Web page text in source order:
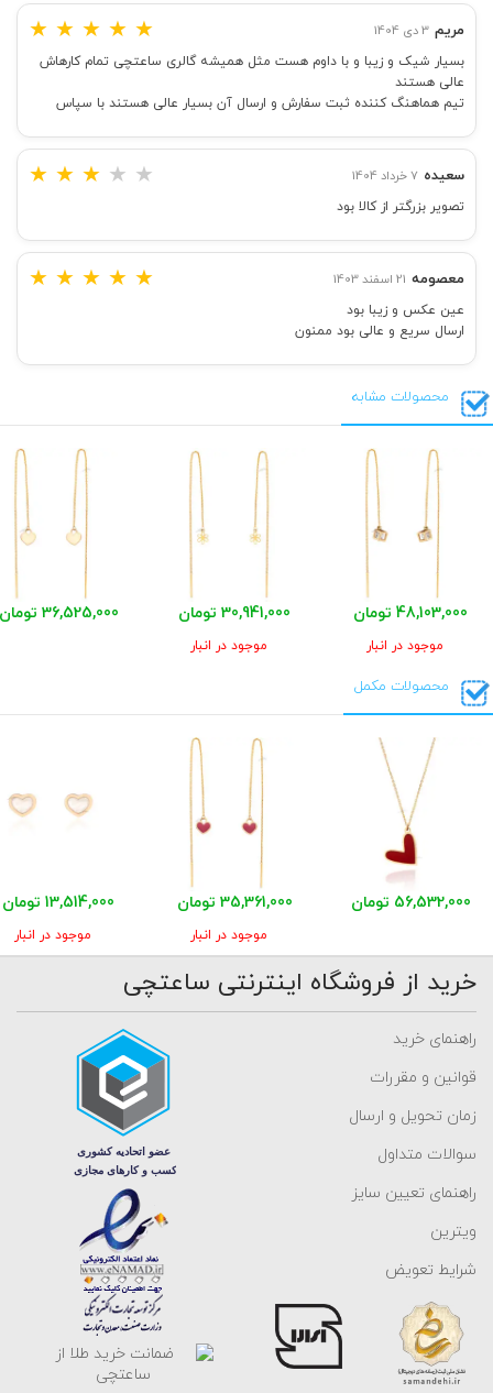
مریم 3 دی 1404 ★ ★ ★ ★ ★
بسیار شیک و زیبا و با داوم هست مثل همیشه گالری ساعتچی تمام کارهاش
عالی هستند
تیم هماهنگ کننده ثبت سفارش و ارسال آن بسیار عالی هستند با سپاس
سعیده 7 خرداد 1404 ★ ★ ★ ★ ★
تصویر بزرگتر از کالا بود
معصومه 21 اسفند 1403 ★ ★ ★ ★ ★
عین عکس و زیبا بود
ارسال سریع و عالی بود ممنون
محصولات مشابه
48,103,000 تومان
موجود در انبار
30,941,000 تومان
موجود در انبار
36,525,000 تومان
محصولات مکمل
56,532,000 تومان 35,361,000 تومان
موجود در انبار
13,514,000 تومان
موجود در انبار
خرید از فروشگاه اینترنتی ساعتچی
راهنمای خرید
قوانین و مقررات
زمان تحویل و ارسال
سوالات متداول
راهنمای تعیین سایز
ویترین
شرایط تعویض